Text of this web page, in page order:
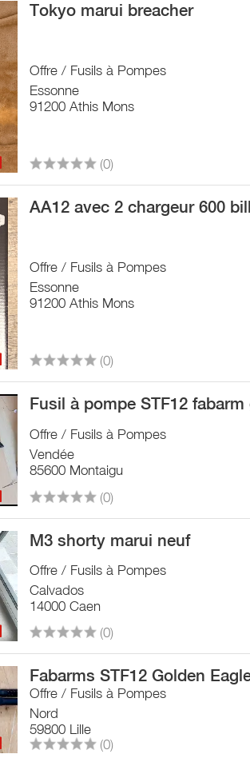
Tokyo marui breacher
Offre / Fusils à Pompes
Essonne
91200 Athis Mons
(0)
AA12 avec 2 chargeur 600
Offre / Fusils à Pompes
Essonne
91200 Athis Mons
(0)
Fusil à pompe STF12 fabarm
Offre / Fusils à Pompes
Vendée
85600 Montaigu
(0)
M3 shorty marui neuf
Offre / Fusils à Pompes
Calvados
14000 Caen
(0)
Fabarms STF12 Golden
Offre / Fusils à Pompes
Nord
59800 Lille
(0)